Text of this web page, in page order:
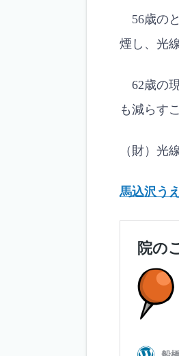
56歳の
煙し、光
62歳の
も減らす
（財）光
馬込沢う